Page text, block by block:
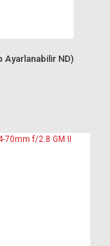
Ayarlanabilir ND)